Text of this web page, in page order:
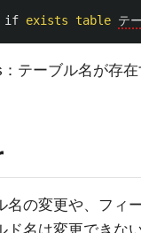
if exists table テ
テーブル名が存
名の変更や、フィ
ド名は変更できな